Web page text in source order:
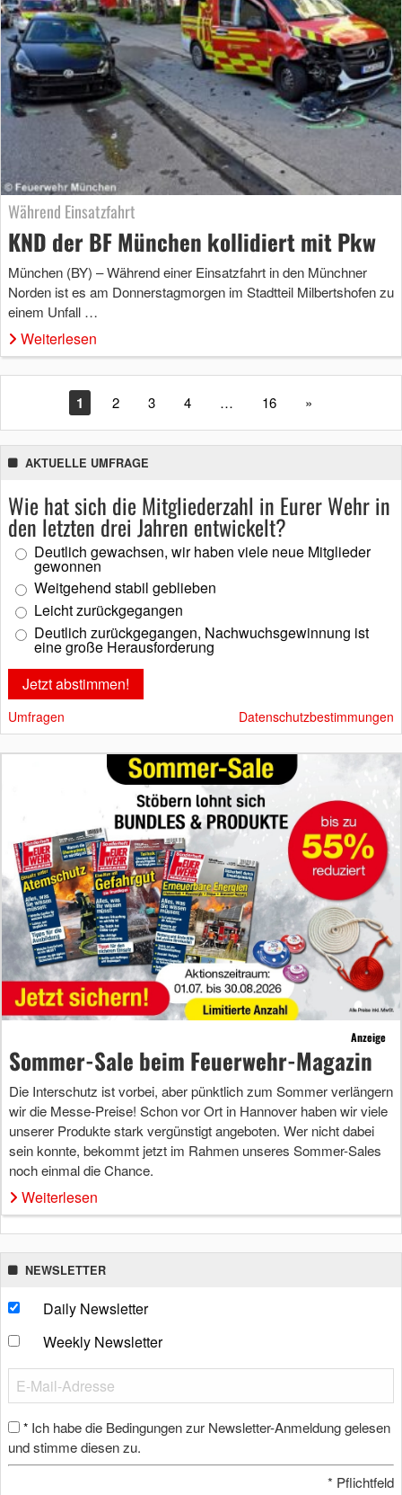
Während Einsatzfahrt
KND der BF München kollidiert mit Pkw
München (BY) – Während einer Einsatzfahrt in den Münchner
Norden ist es am Donnerstagmorgen im Stadtteil Milbertshofen zu
einem Unfall …
Weiterlesen
1 2 3 4 … 16 »
AKTUELLE UMFRAGE
Wie hat sich die Mitgliederzahl in Eurer Wehr in
den letzten drei Jahren entwickelt?
Deutlich gewachsen, wir haben viele neue Mitglieder
gewonnen
Weitgehend stabil geblieben
Leicht zurückgegangen
Deutlich zurückgegangen, Nachwuchsgewinnung ist
eine große Herausforderung
Umfragen Datenschutzbestimmungen
Anzeige
Sommer-Sale beim Feuerwehr-Magazin
Die Interschutz ist vorbei, aber pünktlich zum Sommer verlängern
wir die Messe-Preise! Schon vor Ort in Hannover haben wir viele
unserer Produkte stark vergünstigt angeboten. Wer nicht dabei
sein konnte, bekommt jetzt im Rahmen unseres Sommer-Sales
noch einmal die Chance.
Weiterlesen
NEWSLETTER
Daily Newsletter
Weekly Newsletter
* Ich habe die Bedingungen zur Newsletter-Anmeldung gelesen
und stimme diesen zu.
* Pflichtfeld